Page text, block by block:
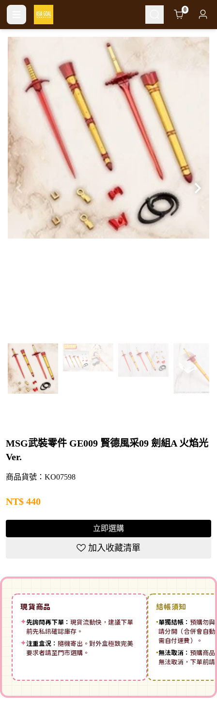
Cart 0
MSG武裝零件 GE009 賢德風采09 劍組A 火焰光
Ver.
商品貨號：KO07598
NT$ 440
立即選購
加入收藏清單
現貨商品
✦先詢問再下單： 現貨流動快，建議下單
前先私訊確認庫存。
✦注重盒況： 隨機寄出。對外盒極致完美
要求者請至門市選購。
結帳須知
▪單獨結帳： 預購勿與
請分開（合併會自
需自付運費）。
▪無法取消： 預購商品
無法取消，下單前